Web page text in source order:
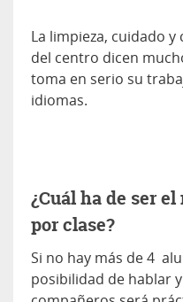
La limpieza, cuidado
del centro dicen
toma en serio su
idiomas.
¿Cuál ha de ser
por clase?
Si no hay más de 4
posibilidad de hablar